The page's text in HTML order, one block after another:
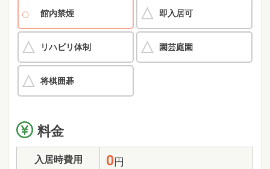
館内禁煙 即入居可
リハビリ体制 園芸庭園
将棋囲碁
料金
入居時費用 0円